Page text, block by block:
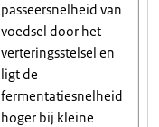
passeersnelheid van
voedsel door het
verteringsstelsel en
ligt de
fermentatiesnelheid
hoger bij kleine